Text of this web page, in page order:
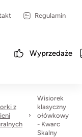
Regulamin
Wyprzedaże
z
Wisiorek
klasyczny
ołówkowy
- Kwarc
Skalny